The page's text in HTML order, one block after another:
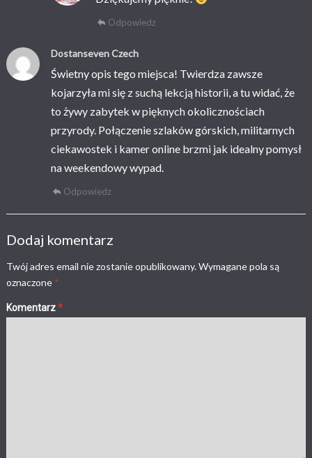
Odpowiedz
Dostanseven Czech
Świetny opis tego miejsca! Twierdza zawsze
kojarzyła mi się z suchą lekcją historii, a tu widać, że
to żywy zabytek w pięknych okolicznościach
przyrody. Połączenie szlaków górskich, militarnych
ciekawostek i kamer online brzmi jak idealny pomysł
na weekendowy wypad.
Odpowiedz
Dodaj komentarz
Twój adres email nie zostanie opublikowany.Wymagane pola są
oznaczone *
Komentarz*